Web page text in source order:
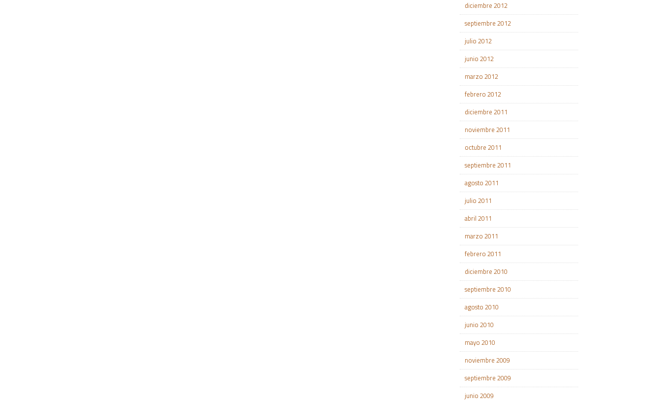
diciembre 2012
septiembre 2012
julio 2012
junio 2012
marzo 2012
febrero 2012
diciembre 2011
noviembre 2011
octubre 2011
septiembre 2011
agosto 2011
julio 2011
abril 2011
marzo 2011
febrero 2011
diciembre 2010
septiembre 2010
agosto 2010
junio 2010
mayo 2010
noviembre 2009
septiembre 2009
junio 2009